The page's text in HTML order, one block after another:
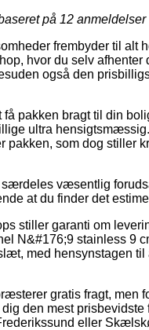
på 12 anmeldelser
frembyder til alt
hvor du selv
også den
pakken bragt til din
ultra
som dog stiller
væsentlig
at du finder det
stiller garanti om
N&#176;9 stainless 9
med hensynstagen
gratis fragt, men
den mest
eller